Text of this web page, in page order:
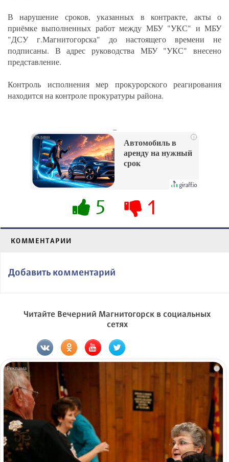
В нарушение сроков, указанных в контракте, акты о
приёмке выполненных работ между МБУ "УКС" и МБУ
"ДСУ г.Магнитогорска" до настоящего времени не
подписаны. В адрес руководства МБУ "УКС" внесено
представление.
Контроль исполнения мер прокурорского реагирования
находится на контроле прокуратуры района.
i
Автомобиль в
аренду на нужный
срок
5 1
КОММЕНТАРИИ
Добавить комментарий
Читайте Вечерний Магнитогорск в социальных
сетях
i